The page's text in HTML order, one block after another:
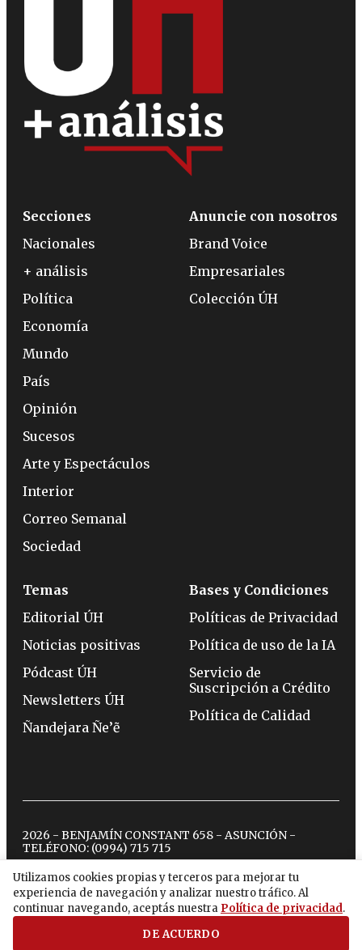
Utilizamos cookies propias y terceros para mejorar tu
experiencia de navegación y analizar nuestro tráfico. Al
continuar navegando, aceptás nuestra Política de privacidad.
DE ACUERDO
Secciones
Nacionales
+ análisis
Política
Economía
Mundo
País
Opinión
Sucesos
Arte y Espectáculos
Interior
Correo Semanal
Sociedad
Anuncie con nosotros
Brand Voice
Empresariales
Colección ÚH
Temas
Editorial ÚH
Noticias positivas
Pódcast ÚH
Newsletters ÚH
Ñandejara Ñe’ẽ
Bases y Condiciones
Políticas de Privacidad
Política de uso de la IA
Servicio de
Suscripción a Crédito
Política de Calidad
2026 - BENJAMÍN CONSTANT 658 - ASUNCIÓN -
TELÉFONO: (0994) 715 715
twitterinstagram
facebook
tiktokyoutubespotify